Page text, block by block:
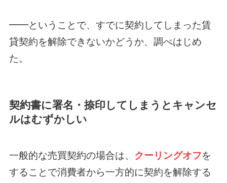
━━ということで、すでに契約してしまった賃
貸契約を解除できないかどうか、調べはじめ
た。
契約書に署名・捺印してしまうとキャンセ
ルはむずかしい
一般的な売買契約の場合は、 クーリングオフを
することで消費者から一方的に契約を解除する